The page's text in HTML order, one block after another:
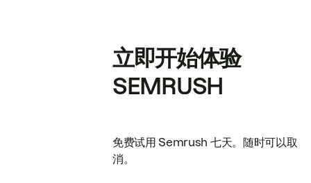
立即开始体验
SEMRUSH
免费试用 Semrush 七天。随时可以取
消。